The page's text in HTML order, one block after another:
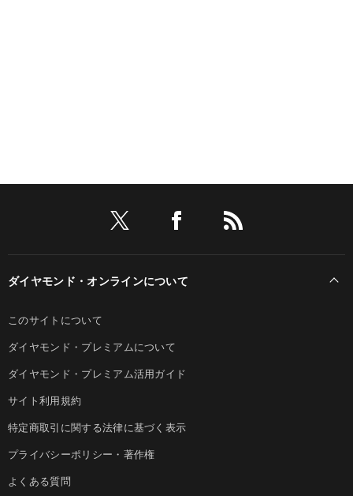
ダイヤモンド・オンラインについて
このサイトについて
ダイヤモンド・プレミアムについて
ダイヤモンド・プレミアム活用ガイド
サイト利用規約
特定商取引に関する法律に基づく表示
プライバシーポリシー・著作権
よくある質問